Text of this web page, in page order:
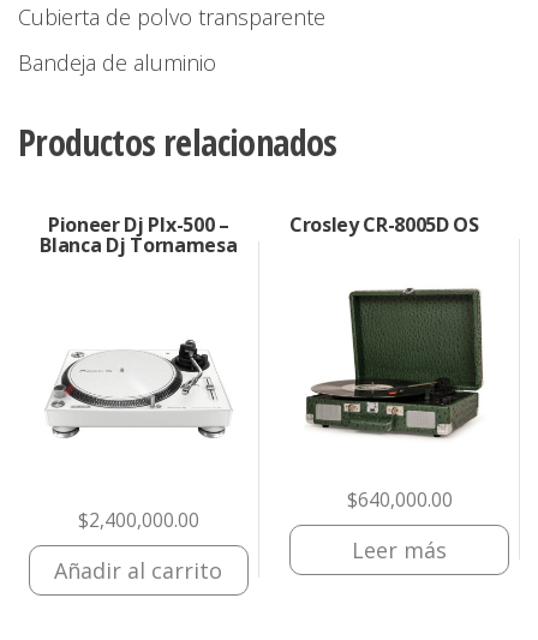
Cubierta de polvo transparente
Bandeja de aluminio
Productos relacionados
Pioneer Dj Plx-500 –
Blanca Dj Tornamesa
$2,400,000.00
Añadir al carrito
Crosley CR-8005D OS
$640,000.00
Leer más